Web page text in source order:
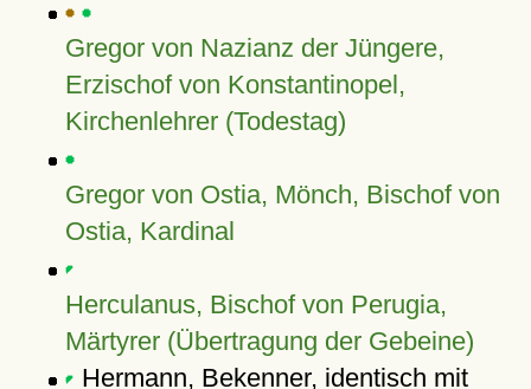
Gregor von Nazianz der Jüngere,
Erzischof von Konstantinopel,
Kirchenlehrer (Todestag)
Gregor von Ostia, Mönch, Bischof von
Ostia, Kardinal
Herculanus, Bischof von Perugia,
Märtyrer (Übertragung der Gebeine)
Hermann, Bekenner, identisch mit